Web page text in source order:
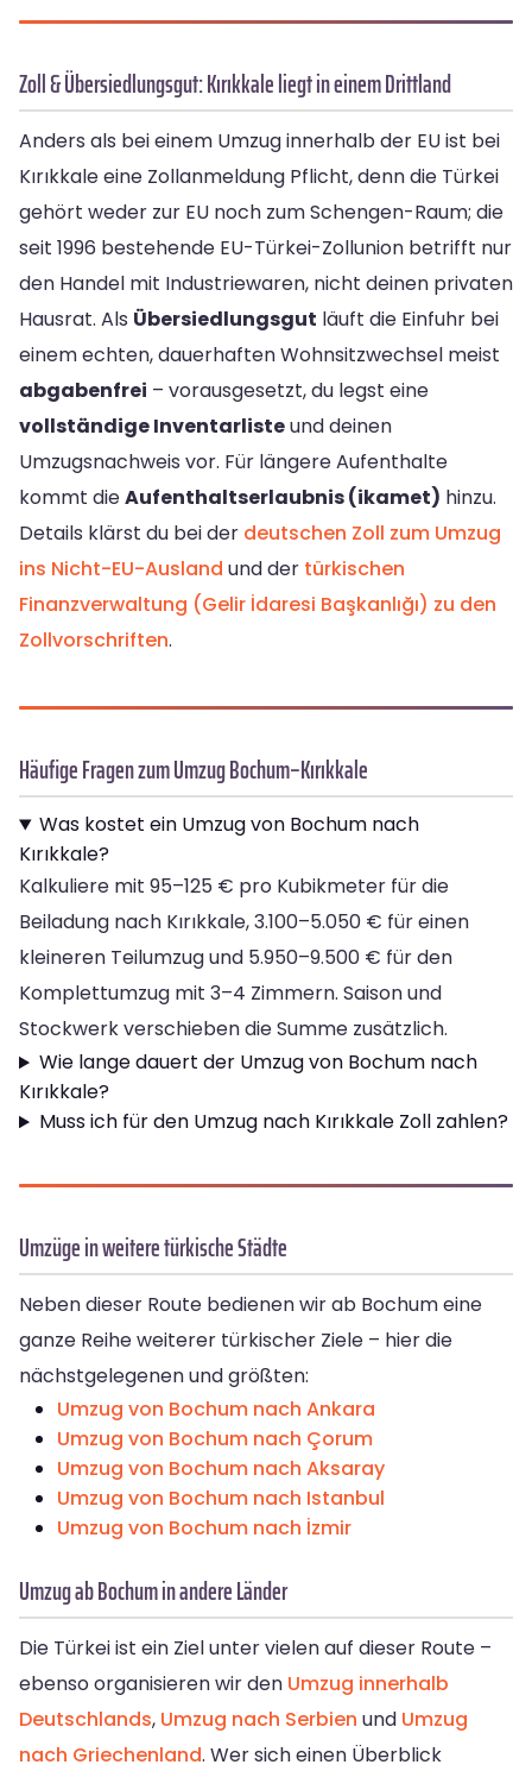
Zoll & Übersiedlungsgut: Kırıkkale liegt in einem Drittland
Anders als bei einem Umzug innerhalb der EU ist bei
Kırıkkale eine Zollanmeldung Pflicht, denn die Türkei
gehört weder zur EU noch zum Schengen-Raum; die
seit 1996 bestehende EU-Türkei-Zollunion betrifft nur
den Handel mit Industriewaren, nicht deinen privaten
Hausrat. Als Übersiedlungsgut läuft die Einfuhr bei
einem echten, dauerhaften Wohnsitzwechsel meist
abgabenfrei – vorausgesetzt, du legst eine
vollständige Inventarlisteund deinen
Umzugsnachweis vor. Für längere Aufenthalte
kommt dieAufenthaltserlaubnis (ikamet) hinzu.
Details klärst du bei der deutschen Zoll zum Umzug
ins Nicht-EU-Ausland und der türkischen
Finanzverwaltung (Gelir İdaresi Başkanlığı) zu den
Zollvorschriften.
Häufige Fragen zum Umzug Bochum–Kırıkkale
Was kostet ein Umzug von Bochum nach
Kırıkkale?
Kalkuliere mit 95–125 € pro Kubikmeter für die
Beiladung nach Kırıkkale, 3.100–5.050 € für einen
kleineren Teilumzug und 5.950–9.500 € für den
Komplettumzug mit 3–4 Zimmern. Saison und
Stockwerk verschieben die Summe zusätzlich.
Wie lange dauert der Umzug von Bochum nach
Kırıkkale?
Muss ich für den Umzug nach Kırıkkale Zoll zahlen?
Umzüge in weitere türkische Städte
Neben dieser Route bedienen wir ab Bochum eine
ganze Reihe weiterer türkischer Ziele – hier die
nächstgelegenen und größten:
Umzug von Bochum nach Ankara
Umzug von Bochum nach Çorum
Umzug von Bochum nach Aksaray
Umzug von Bochum nach Istanbul
Umzug von Bochum nach İzmir
Umzug ab Bochum in andere Länder
Die Türkei ist ein Ziel unter vielen auf dieser Route –
ebenso organisieren wir den Umzug innerhalb
Deutschlands, Umzug nach Serbien und Umzug
nach Griechenland. Wer sich einen Überblick